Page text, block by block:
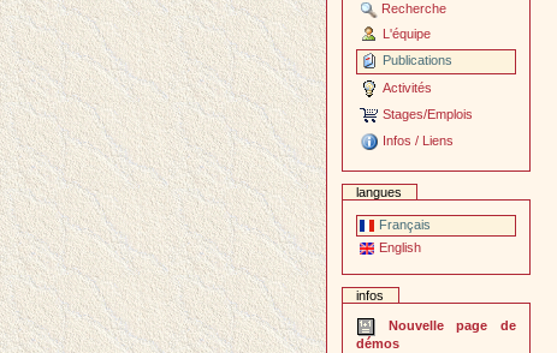
Recherche
L'équipe
Publications
Activités
Stages/Emplois
Infos / Liens
langues
Français
English
infos
Nouvelle page de
démos